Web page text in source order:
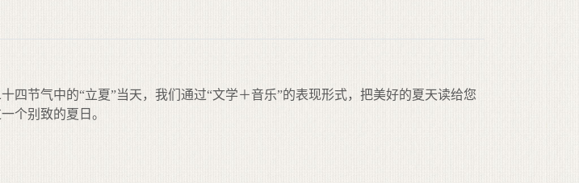
四节气中的“立夏”当天，我们通过“文学＋音乐”的表现形式，把美好的夏天读给您
个别致的夏日。